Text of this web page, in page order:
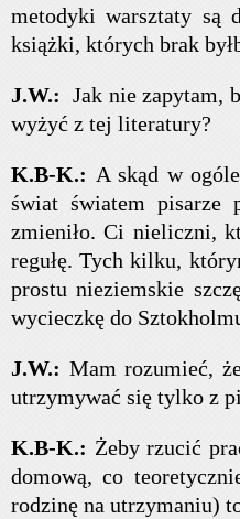
metodyki warsztaty są
książki, których brak
J.W.: Jak nie zapytam,
wyżyć z tej literatury?
K.B-K.: A skąd w
świat światem
zmieniło. Ci nieliczni,
regułę. Tych kilku,
prostu nieziemskie
wycieczkę do
J.W.: Mam rozumieć,
utrzymywać się tylko z
K.B-K.: Żeby rzucić
domową, co
rodzinę na utrzymaniu)